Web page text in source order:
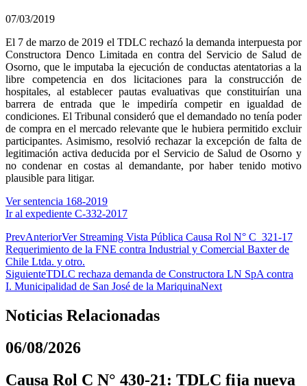
07/03/2019
El 7 de marzo de 2019 el TDLC rechazó la demanda interpuesta por
Constructora Denco Limitada en contra del Servicio de Salud de
Osorno, que le imputaba la ejecución de conductas atentatorias a la
libre competencia en dos licitaciones para la construcción de
hospitales, al establecer pautas evaluativas que constituirían una
barrera de entrada que le impediría competir en igualdad de
condiciones. El Tribunal consideró que el demandado no tenía poder
de compra en el mercado relevante que le hubiera permitido excluir
participantes. Asimismo, resolvió rechazar la excepción de falta de
legitimación activa deducida por el Servicio de Salud de Osorno y
no condenar en costas al demandante, por haber tenido motivo
plausible para litigar.
Ver sentencia 168-2019
Ir al expediente C-332-2017
PrevAnteriorVer Streaming Vista Pública Causa Rol N° C_321-17
Requerimiento de la FNE contra Industrial y Comercial Baxter de
Chile Ltda. y otro.
SiguienteTDLC rechaza demanda de Constructora LN SpA contra
I. Municipalidad de San José de la MariquinaNext
Noticias Relacionadas
06/08/2026
Causa Rol C N° 430-21: TDLC fija nueva